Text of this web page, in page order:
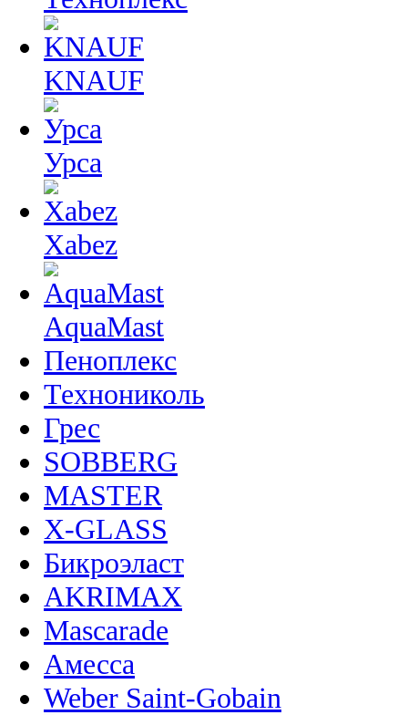
KNAUF
Урса
Xabez
AquaMast
Пеноплекс
Технониколь
Грес
SOBBERG
MASTER
X-GLASS
Бикроэласт
AKRIMAX
Mascarade
Амесса
Weber Saint-Gobain